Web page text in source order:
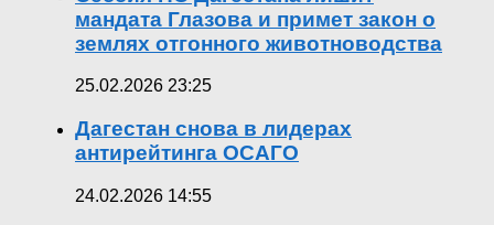
мандата Глазова и примет закон о
землях отгонного животноводства
25.02.2026 23:25
Дагестан снова в лидерах
антирейтинга ОСАГО
24.02.2026 14:55